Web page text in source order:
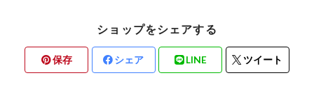
コントラバス弓
ショップをシェアする
保存 シェア LINE ツイート